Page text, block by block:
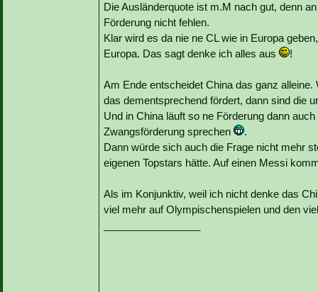
Die Ausländerquote ist m.M nach gut, denn
Förderung nicht fehlen.
Klar wird es da nie ne CL wie in Europa
Europa. Das sagt denke ich alles aus
!
Am Ende entscheidet China das ganz
das dementsprechend fördert, dann sind die
Und in China läuft so ne Förderung dann
Zwangsförderung sprechen
.
Dann würde sich auch die Frage nicht mehr
eigenen Topstars hätte. Auf einen Messi
Als im Konjunktiv, weil ich nicht denke das
viel mehr auf Olympischenspielen und den